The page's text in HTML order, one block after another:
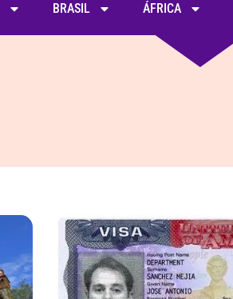
BRASIL ÁFRICA